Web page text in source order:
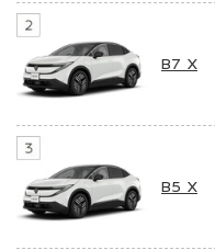
B7 X
B5 X